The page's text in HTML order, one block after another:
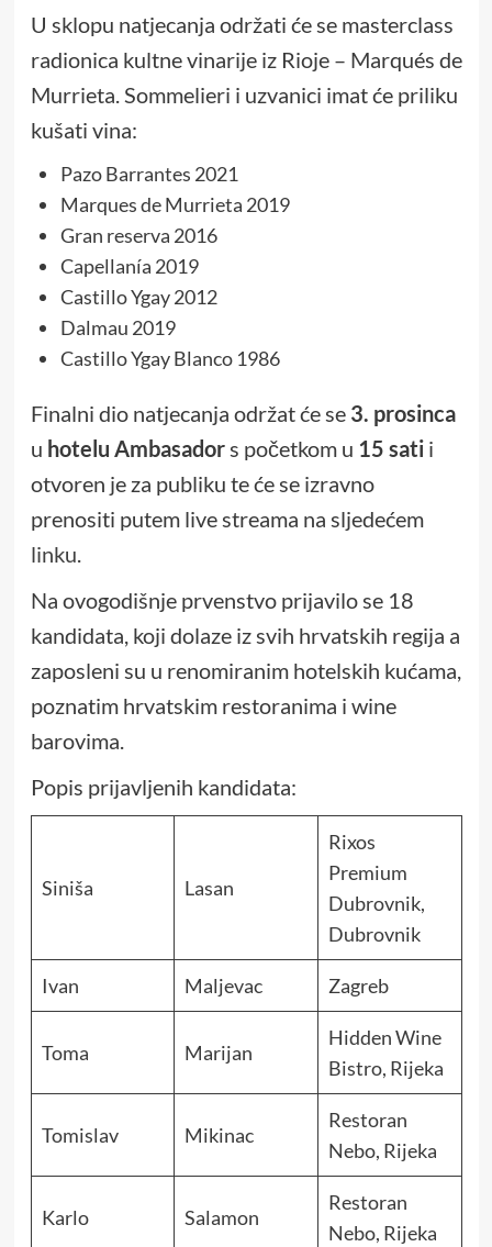
U sklopu natjecanja održati će se masterclass
radionica kultne vinarije iz Rioje – Marqués de
Murrieta. Sommelieri i uzvanici imat će priliku
kušati vina:
Pazo Barrantes 2021
Marques de Murrieta 2019
Gran reserva 2016
Capellanía 2019
Castillo Ygay 2012
Dalmau 2019
Castillo Ygay Blanco 1986
Finalni dio natjecanja održat će se 3. prosinca
u hotelu Ambasadors početkom u 15 sati i
otvoren je za publiku te će se izravno
prenositi putem live streama na sljedećem
linku.
Na ovogodišnje prvenstvo prijavilo se 18
kandidata, koji dolaze iz svih hrvatskih regija a
zaposleni su u renomiranim hotelskih kućama,
poznatim hrvatskim restoranima i wine
barovima.
Popis prijavljenih kandidata:
Siniša Lasan
Rixos
Premium
Dubrovnik,
Dubrovnik
Ivan Maljevac Zagreb
Toma Marijan
Hidden Wine
Bistro, Rijeka
Tomislav Mikinac
Restoran
Nebo, Rijeka
Karlo Salamon
Restoran
Nebo, Rijeka